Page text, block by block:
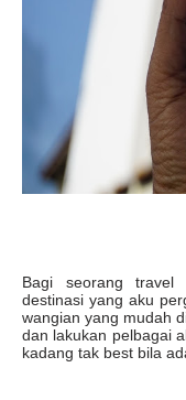
Bagi seorang travel
destinasi yang aku
wangian yang mudah
dan lakukan pelbagai
kadang tak best bila